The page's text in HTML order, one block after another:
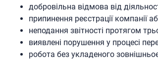
добровільна відмова від
припинення реєстрації компанії
неподання звітності протягом
виявлені порушення у процесі
робота без укладеного